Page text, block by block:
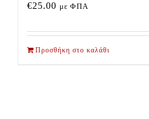
€25.00 με ΦΠΑ
Προσθήκη στο καλάθι